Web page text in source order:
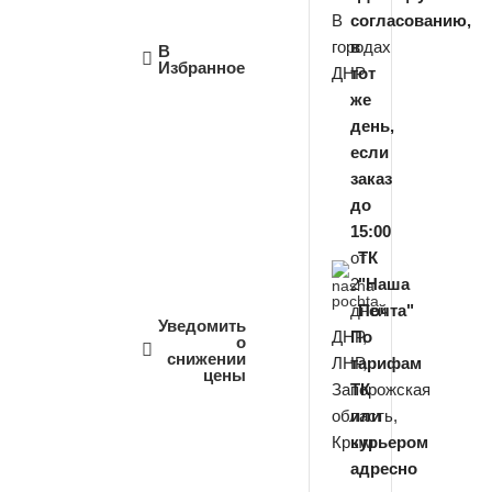
В
Избранное
Уведомить
о
снижении
цены
В
городах
ДНР
согласованию,
в
тот
же
день,
если
заказ
до
15:00
ТК
"Наша
Почта"
ДНР,
ЛНР,
Запорожская
область,
Крым
от
2
дней
По
тарифам
ТК
или
курьером
адресно